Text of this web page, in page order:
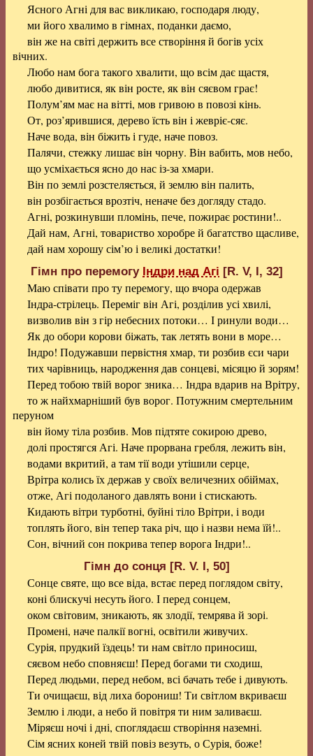
Ясного Агні для вас викликаю, господаря люду,
ми його хвалимо в гімнах, поданки даємо,
він же на світі держить все створіння й богів усіх
вічних.
Любо нам бога такого хвалити, що всім дає щастя,
любо дивитися, як він росте, як він сяєвом грає!
Полум’ям має на вітті, мов гривою в повозі кінь.
От, роз’ярившися, дерево їсть він і жевріє-сяє.
Наче вода, він біжить і гуде, наче повоз.
Палячи, стежку лишає він чорну. Він вабить, мов небо,
що усміхається ясно до нас із-за хмари.
Він по землі розстеляється, й землю він палить,
він розбігається врозтіч, неначе без догляду стадо.
Агні, розкинувши пломінь, пече, пожирає ростини!..
Дай нам, Агні, товариство хоробре й багатство щасливе,
дай нам хорошу сім’ю і великі достатки!
Гімн про перемогу Індри над Агі [R. V, І, 32]
Маю співати про ту перемогу, що вчора одержав
Індра-стрілець. Переміг він Агі, розділив усі хвилі,
визволив він з гір небесних потоки… І ринули води…
Як до обори корови біжать, так летять вони в море…
Індро! Подужавши первістня хмар, ти розбив єси чари
тих чарівниць, народження дав сонцеві, місяцю й зорям!
Перед тобою твій ворог зника… Індра вдарив на Врітру,
то ж найхмарніший був ворог. Потужним смертельним
перуном
він йому тіла розбив. Мов підтяте сокирою древо,
долі простягся Агі. Наче прорвана гребля, лежить він,
водами вкритий, а там тії води утішили серце,
Врітра колись їх держав у своїх величезних обіймах,
отже, Агі подоланого давлять вони і стискають.
Кидають вітри турботні, буйні тіло Врітри, і води
топлять його, він тепер така річ, що і назви нема їй!..
Сон, вічний сон покрива тепер ворога Індри!..
Гімн до сонця [R. V. І, 50]
Сонце святе, що все віда, встає перед поглядом світу,
коні блискучі несуть його. І перед сонцем,
оком світовим, зникають, як злодії, темрява й зорі.
Промені, наче палкії вогні, освітили живучих.
Сурія, прудкий їздець! ти нам світло приносиш,
сяєвом небо сповняєш! Перед богами ти сходиш,
Перед людьми, перед небом, всі бачать тебе і дивують.
Ти очищаєш, від лиха борониш! Ти світлом вкриваєш
Землю і люди, а небо й повітря ти ним заливаєш.
Міряєш ночі і дні, споглядаєш створіння наземні.
Сім ясних коней твій повіз везуть, о Сурія, боже!